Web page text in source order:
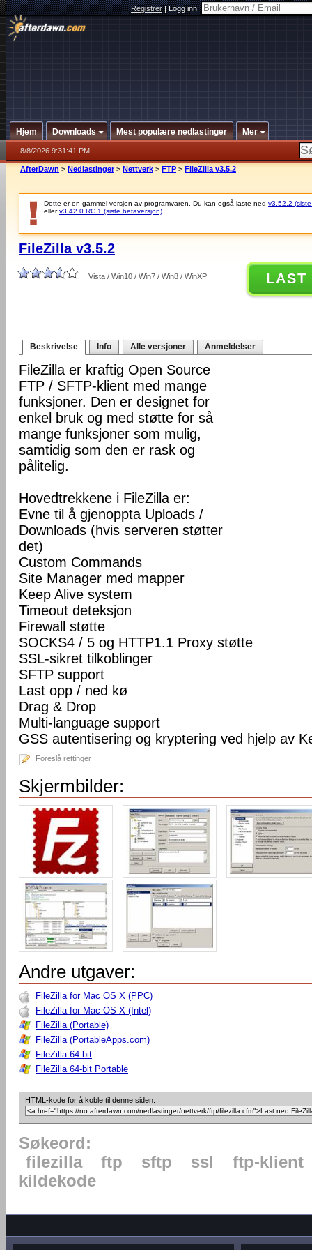
Registrer|Logg inn:
Hjem Downloads Mest populære nedlastinger Mer
8/8/2026 9:31:41 PM
AfterDawn > Nedlastinger > Nettverk > FTP > FileZilla v3.5.2
Dette er en gammel versjon av programvaren. Du kan også laste ned v3.52.2
ellerv3.42.0 RC 1 (siste betaversjon)
FileZilla v3.5.2
Vista / Win10 / Win7 / Win8 / WinXP LAST
Beskrivelse Info Alle versjoner Anmeldelser
FileZilla er kraftig Open Source
FTP / SFTP-klient med mange
funksjoner. Den er designet for
enkel bruk og med støtte for så
mange funksjoner som mulig,
samtidig som den er rask og
pålitelig.
Hovedtrekkene i FileZilla er:
Evne til å gjenoppta Uploads /
Downloads (hvis serveren støtter
det)
Custom Commands
Site Manager med mapper
Keep Alive system
Timeout deteksjon
Firewall støtte
SOCKS4 / 5 og HTTP1.1 Proxy støtte
SSL-sikret tilkoblinger
SFTP support
Last opp / ned kø
Drag & Drop
Multi-language support
GSS autentisering og kryptering ved hjelp av
Foreslå rettinger
Skjermbilder:
Andre utgaver:
FileZilla for Mac OS X (PPC)
FileZilla for Mac OS X (Intel)
FileZilla (Portable)
FileZilla (PortableApps.com)
FileZilla 64-bit
FileZilla 64-bit Portable
HTML-kode for å koble til denne siden:
Søkeord:
filezilla
ftp sftp ssl
ftp-klient
kildekode